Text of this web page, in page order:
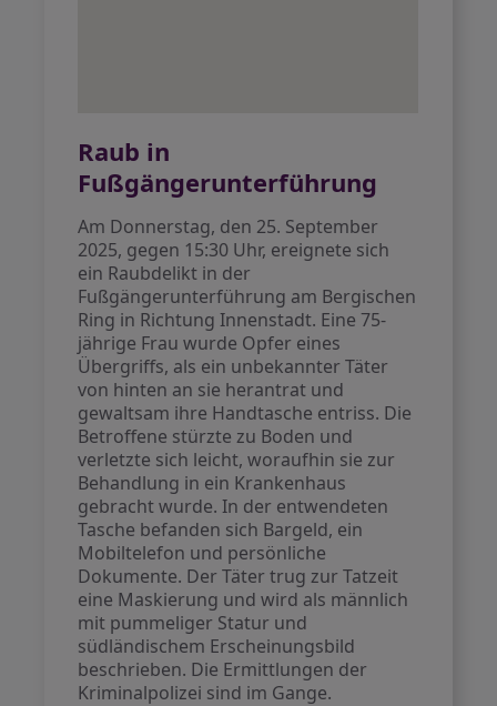
Raub in
Fußgängerunterführung
Am Donnerstag, den 25. September
2025, gegen 15:30 Uhr, ereignete sich
ein Raubdelikt in der
Fußgängerunterführung am Bergischen
Ring in Richtung Innenstadt. Eine 75-
jährige Frau wurde Opfer eines
Übergriffs, als ein unbekannter Täter
von hinten an sie herantrat und
gewaltsam ihre Handtasche entriss. Die
Betroffene stürzte zu Boden und
verletzte sich leicht, woraufhin sie zur
Behandlung in ein Krankenhaus
gebracht wurde. In der entwendeten
Tasche befanden sich Bargeld, ein
Mobiltelefon und persönliche
Dokumente. Der Täter trug zur Tatzeit
eine Maskierung und wird als männlich
mit pummeliger Statur und
südländischem Erscheinungsbild
beschrieben. Die Ermittlungen der
Kriminalpolizei sind im Gange.